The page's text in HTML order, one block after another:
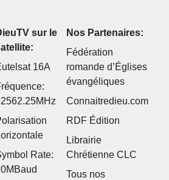
sur le
16A
Rate:
Nos Partenaires:
Fédération
romande d’Églises
évangéliques
Connaitredieu.com
RDF Édition
Librairie
Chrétienne CLC
Tous nos